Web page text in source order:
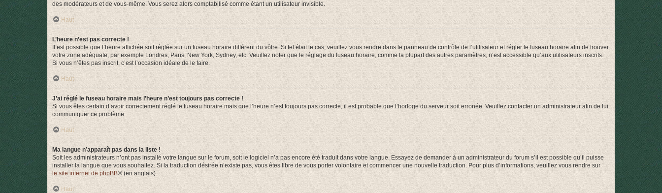
des modérateurs et de vous-même. Vous serez alors comptabilisé comme étant un utilisateur invisible.
Haut
L’heure n’est pas correcte !
Il est possible que l’heure affichée soit réglée sur un fuseau horaire différent du vôtre. Si tel était le cas, veuillez vous rendre dans le panneau de contrôle de l’utilisateur et régler le fuseau horaire afin de trouver
votre zone adéquate, par exemple Londres, Paris, New York, Sydney, etc. Veuillez noter que le réglage du fuseau horaire, comme la plupart des autres paramètres, n’est accessible qu’aux utilisateurs inscrits.
Si vous n’êtes pas inscrit, c’est l’occasion idéale de le faire.
Haut
J’ai réglé le fuseau horaire mais l’heure n’est toujours pas correcte !
Si vous êtes certain d’avoir correctement réglé le fuseau horaire mais que l’heure n’est toujours pas correcte, il est probable que l’horloge du serveur soit erronée. Veuillez contacter un administrateur afin de lui
communiquer ce problème.
Haut
Ma langue n’apparaît pas dans la liste !
Soit les administrateurs n’ont pas installé votre langue sur le forum, soit le logiciel n’a pas encore été traduit dans votre langue. Essayez de demander à un administrateur du forum s’il est possible qu’il puisse
installer la langue que vous souhaitez. Si la traduction désirée n’existe pas, vous êtes libre de vous porter volontaire et commencer une nouvelle traduction. Pour plus d’informations, veuillez vous rendre sur
le site internet de phpBB® (en anglais).
Haut